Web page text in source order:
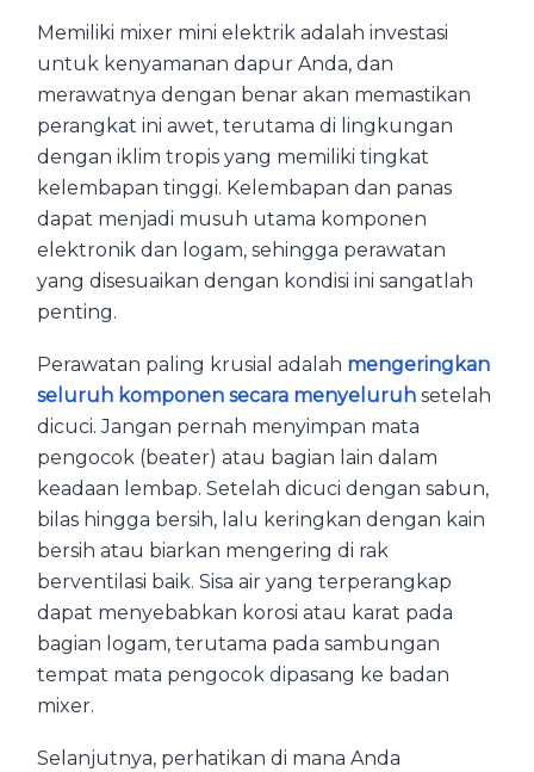
Memiliki mixer mini elektrik adalah investasi
untuk kenyamanan dapur Anda, dan
merawatnya dengan benar akan memastikan
perangkat ini awet, terutama di lingkungan
dengan iklim tropis yang memiliki tingkat
kelembapan tinggi. Kelembapan dan panas
dapat menjadi musuh utama komponen
elektronik dan logam, sehingga perawatan
yang disesuaikan dengan kondisi ini sangatlah
penting.
Perawatan paling krusial adalah mengeringkan
seluruh komponen secara menyeluruh setelah
dicuci. Jangan pernah menyimpan mata
pengocok (beater) atau bagian lain dalam
keadaan lembap. Setelah dicuci dengan sabun,
bilas hingga bersih, lalu keringkan dengan kain
bersih atau biarkan mengering di rak
berventilasi baik. Sisa air yang terperangkap
dapat menyebabkan korosi atau karat pada
bagian logam, terutama pada sambungan
tempat mata pengocok dipasang ke badan
mixer.
Selanjutnya, perhatikan di mana Anda